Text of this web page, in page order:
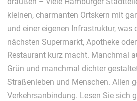
kleinen, charmanten Ortskern mit
und einer eigenen Infrastruktur, was
nächsten Supermarkt, Apotheke
Restaurant kurz macht. Manchmal
Grün und manchmal dichter
Straßenleben und Menschen. Allen
Verkehrsanbindung. Lesen Sie sich